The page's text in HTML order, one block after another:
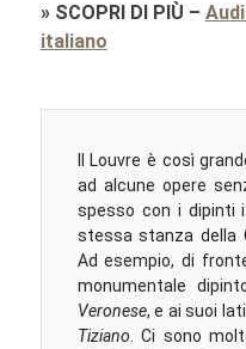
» SCOPRI DI PIÙ –
italiano
Il Louvre è così
ad alcune opere
spesso con i dipinti
stessa stanza della
Ad esempio, di
monumentale
Veronese, e ai suoi
Tiziano . Ci sono